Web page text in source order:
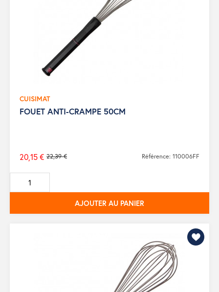
CUISIMAT
FOUET ANTI-CRAMPE 50CM
Prix
de
base
22,39 €
20,15 € Référence: 110006FF
AJOUTER AU PANIER